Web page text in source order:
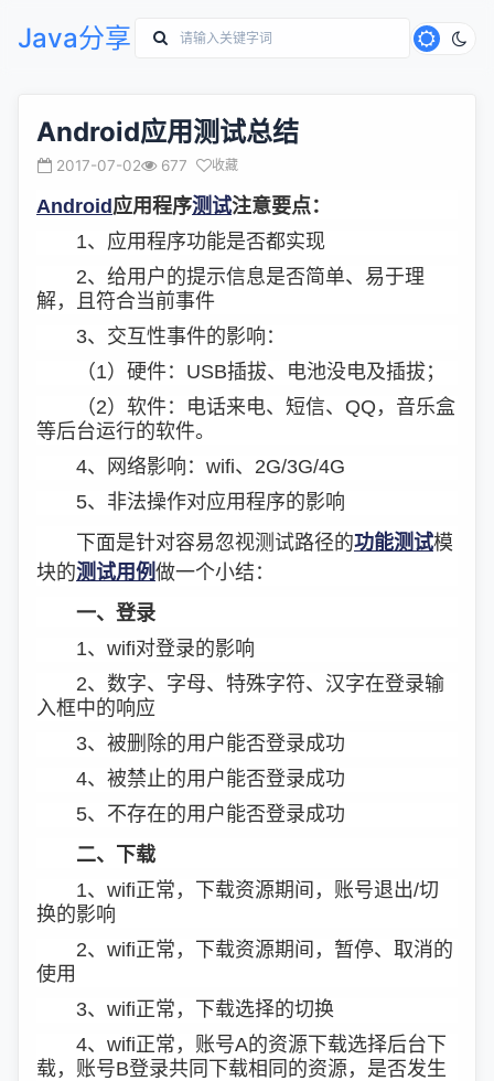
Java分享
Android应用测试总结
2017-07-02 677 收藏
Android 应用程序测试注意要点：
1、应用程序功能是否都实现
2、给用户的提示信息是否简单、易于理
解，且符合当前事件
3、交互性事件的影响：
（1）硬件：USB插拔、电池没电及插拔；
（2）软件：电话来电、短信、QQ，音乐盒
等后台运行的软件。
4、网络影响：wifi、2G/3G/4G
5、非法操作对应用程序的影响
下面是针对容易忽视测试路径的功能测试模
块的测试用例做一个小结：
一、登录
1、wifi对登录的影响
2、数字、字母、特殊字符、汉字在登录输
入框中的响应
3、被删除的用户能否登录成功
4、被禁止的用户能否登录成功
5、不存在的用户能否登录成功
二、下载
1、wifi正常，下载资源期间，账号退出/切
换的影响
2、wifi正常，下载资源期间，暂停、取消的
使用
3、wifi正常，下载选择的切换
4、wifi正常，账号A的资源下载选择后台下
载，账号B登录共同下载相同的资源，是否发生